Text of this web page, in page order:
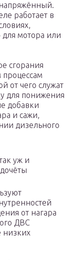
работает в
для мотора или
сгорания
от чего служат
для понижения
добавки
и сажи,
дизельного
уж и
от нагара
ДВС
низких